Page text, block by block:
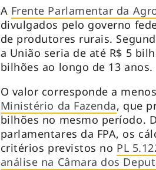
A Frente Parlamentar da
divulgados pelo governo
de produtores rurais.
a União seria de até R$ 5
bilhões ao longo de 13 anos.
O valor corresponde a
Ministério da Fazenda, que
bilhões no mesmo período.
parlamentares da FPA, os
critérios previstos no PL
análise na Câmara dos